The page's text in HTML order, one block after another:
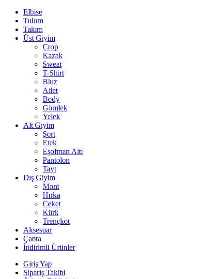
Elbise
Tulum
Takım
Üst Giyim
Crop
Kazak
Sweat
T-Shirt
Bluz
Atlet
Body
Gömlek
Yelek
Alt Giyim
Şort
Etek
Eşofman Altı
Pantolon
Tayt
Dış Giyim
Mont
Hırka
Ceket
Kürk
Trençkot
Aksesuar
Çanta
İndirimli Ürünler
Giriş Yap
Sipariş Takibi